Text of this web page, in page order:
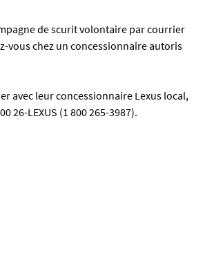
de scurit volontaire par courrier
vous chez un concessionnaire autoris
avec leur concessionnaire Lexus local,
26-LEXUS (1 800 265-3987).